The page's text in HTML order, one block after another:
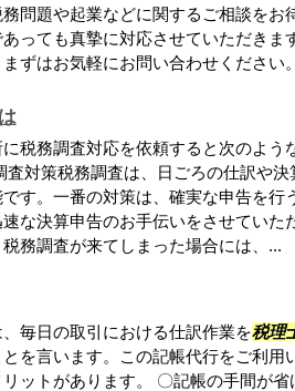
問題や起業などに関するご相談をお
っても真摯に対応させていただきま
ずはお気軽にお問い合わせください。
税務調査対応を依頼すると次のよう
査対策税務調査は、日ごろの仕訳や決
す。一番の対策は、確実な申告を行
な決算申告のお手伝いをさせていた
務調査が来てしまった場合には、...
毎日の取引における仕訳作業を税理
を言います。この記帳代行をご利用
ットがあります。 〇記帳の手間が